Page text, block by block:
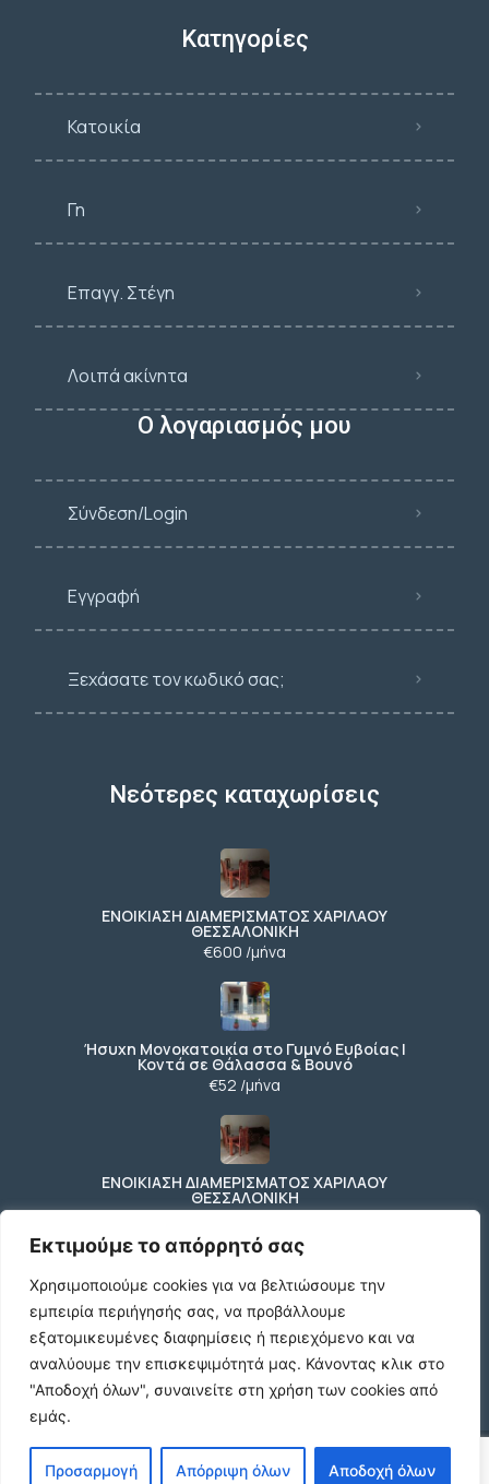
Εκτιμούμε το απόρρητό σας
Χρησιμοποιούμε cookies για να βελτιώσουμε την
εμπειρία περιήγησής σας, να προβάλλουμε
εξατομικευμένες διαφημίσεις ή περιεχόμενο και να
αναλύουμε την επισκεψιμότητά μας. Κάνοντας κλικ στο
"Αποδοχή όλων", συναινείτε στη χρήση των cookies από
εμάς.
Προσαρμογή Απόρριψη όλων Αποδοχή όλων
Κατηγορίες
Κατοικία
Γη
Επαγγ. Στέγη
Λοιπά ακίνητα
Ο λογαριασμός μου
Σύνδεση/Login
Εγγραφή
Ξεχάσατε τον κωδικό σας;
Νεότερες καταχωρίσεις
ΕΝΟΙΚΙΑΣΗ ΔΙΑΜΕΡΙΣΜΑΤΟΣ ΧΑΡΙΛΑΟΥ
ΘΕΣΣΑΛΟΝΙΚΗ
€600 /μήνα
Ήσυχη Μονοκατοικία στο Γυμνό Ευβοίας |
Κοντά σε Θάλασσα & Βουνό
€52 /μήνα
ΕΝΟΙΚΙΑΣΗ ΔΙΑΜΕΡΙΣΜΑΤΟΣ ΧΑΡΙΛΑΟΥ
ΘΕΣΣΑΛΟΝΙΚΗ
Κωδικος ακινητου Μ480 καταστημα στον
Ευοσμο
€500 /μήνα
© 2026 agx.gr. All rights reserved.